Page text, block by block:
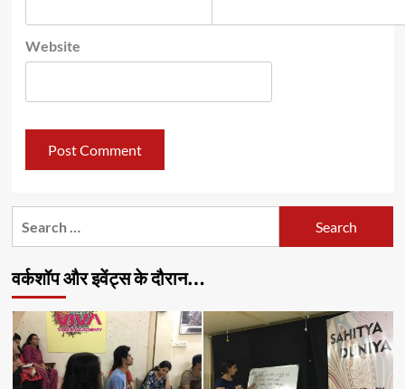
Website
वर्कशॉप और इवेंट्स के दौरान…